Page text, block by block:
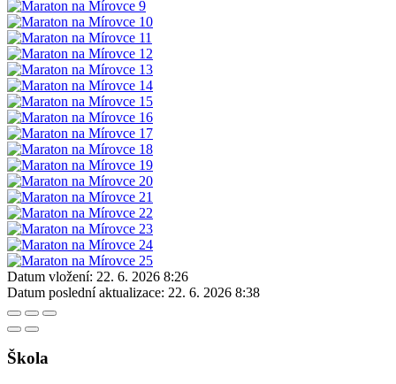
Datum vložení: 22. 6. 2026 8:26
Datum poslední aktualizace: 22. 6. 2026 8:38
Škola